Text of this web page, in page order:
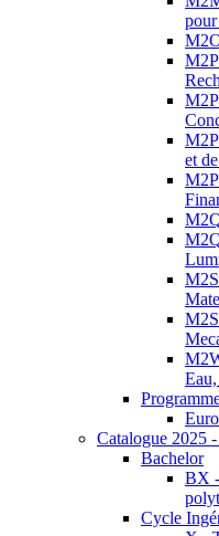
et
Catalogue 2025
Bachelor
BX
Cycle